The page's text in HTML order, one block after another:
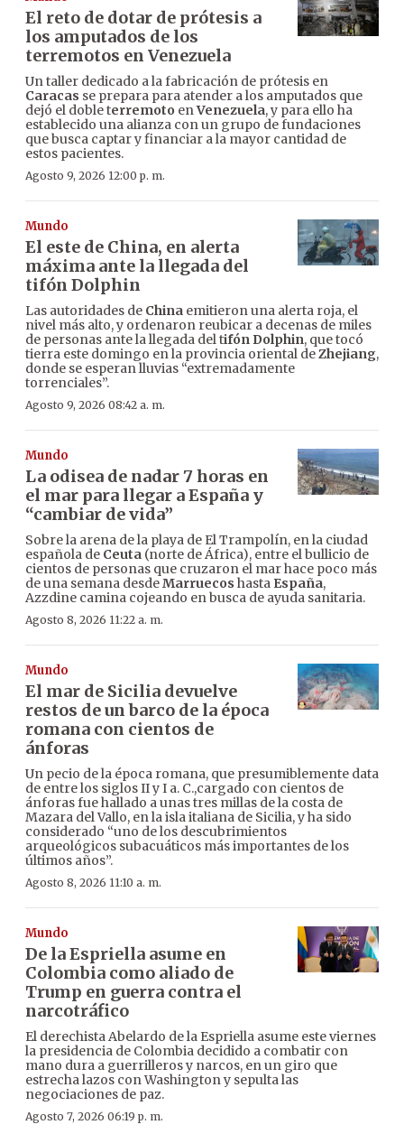
El reto de dotar de prótesis a
los amputados de los
terremotos en Venezuela
Un taller dedicado a la fabricación de prótesis en
Caracas se prepara para atender a los amputados que
dejó el doble terremoto enVenezuela, y para ello ha
establecido una alianza con un grupo de fundaciones
que busca captar y financiar a la mayor cantidad de
estos pacientes.
Agosto 9, 2026 12:00 p. m.
Mundo
El este de China, en alerta
máxima ante la llegada del
tifón Dolphin
Las autoridades de China emitieron una alerta roja, el
nivel más alto, y ordenaron reubicar a decenas de miles
de personas ante la llegada del tifón Dolphin, que tocó
tierra este domingo en la provincia oriental deZhejiang,
donde se esperan lluvias “extremadamente
torrenciales”.
Agosto 9, 2026 08:42 a. m.
Mundo
La odisea de nadar 7 horas en
el mar para llegar a España y
“cambiar de vida”
Sobre la arena de la playa de El Trampolín, en la ciudad
española de Ceuta (norte de África), entre el bullicio de
cientos de personas que cruzaron el mar hace poco más
de una semana desdeMarruecos hasta España,
Azzdine camina cojeando en busca de ayuda sanitaria.
Agosto 8, 2026 11:22 a. m.
Mundo
El mar de Sicilia devuelve
restos de un barco de la época
romana con cientos de
ánforas
Un pecio de la época romana, que presumiblemente data
de entre los siglos II y I a. C.,cargado con cientos de
ánforas fue hallado a unas tres millas de la costa de
Mazara del Vallo, en la isla italiana de Sicilia, y ha sido
considerado “uno de los descubrimientos
arqueológicos subacuáticos más importantes de los
últimos años”.
Agosto 8, 2026 11:10 a. m.
Mundo
De la Espriella asume en
Colombia como aliado de
Trump en guerra contra el
narcotráfico
El derechista Abelardo de la Espriella asume este viernes
la presidencia de Colombia decidido a combatir con
mano dura a guerrilleros y narcos, en un giro que
estrecha lazos con Washington y sepulta las
negociaciones de paz.
Agosto 7, 2026 06:19 p. m.